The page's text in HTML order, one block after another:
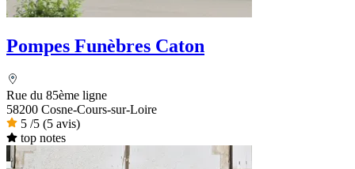
Pompes Funèbres Caton
Rue du 85ème ligne
58200 Cosne-Cours-sur-Loire
5 /5 (5 avis)
top notes